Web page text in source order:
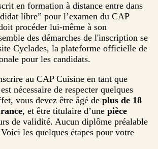
en formation à distance entre dans
libre” pour l’examen du CAP
procéder lui-même à son
des démarches de l'inscription se
Cyclades, la plateforme officielle de
pour les candidats.
au CAP Cuisine en tant que
nécessaire de respecter quelques
vous devez être âgé de plus de 18
, et être titulaire d’une pièce
de validité. Aucun diplôme préalable
Voici les quelques étapes pour votre